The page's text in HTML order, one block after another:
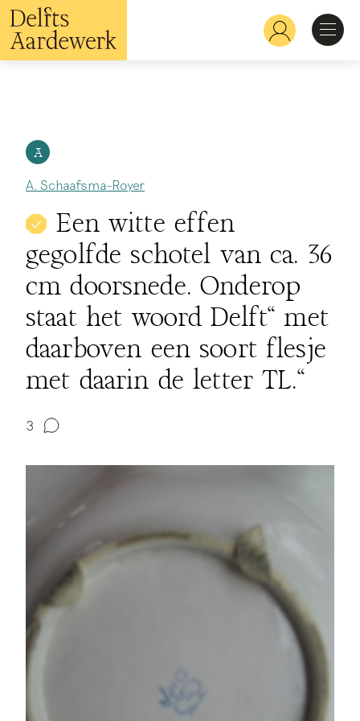
Overslaan
en
naar
de
Hoofdnavigatie
Herkennen
Bekijken
Verdiepen
A
A. Schaafsma-Royer
Een witte effen
gegolfde schotel van ca. 36
cm doorsnede. Onderop
staat het woord Delft" met
daarboven een soort flesje
met daarin de letter TL."
3